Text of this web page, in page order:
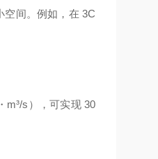
空间。例如，在 3C
m³/s），可实现 30